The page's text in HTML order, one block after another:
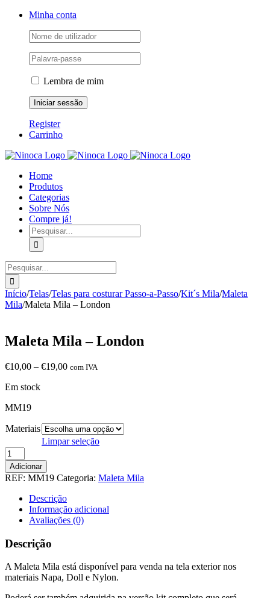
Skip
Facebook
Instagram
YouTubeMinha conta
Lembra de mim
Register
Carrinho
Home
Produtos
Categorias
Sobre Nós
Compre já!
Pesquisar
Pesquisar
Início/Telas/Telas para costurar Passo-a-Passo/Kit´s Mila/Maleta
Mila/Maleta Mila – London
Maleta Mila – London
€10,00 – €19,00Price
com IVA
Em stock
MM19
Materiais
Limpar seleção
Quantidade
de
Maleta
Mila
London
Adicionar
REF: MM19 Categoria: Maleta Mila
Descrição
Informação adicional
Avaliações (0)
Descrição
A Maleta Mila está disponível para venda na tela exterior nos
materiais Napa, Doll e Nylon.